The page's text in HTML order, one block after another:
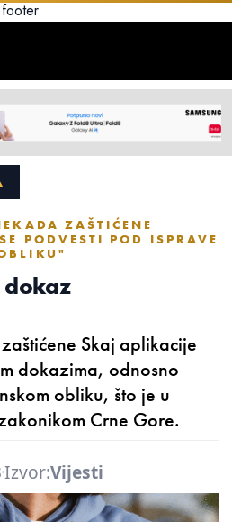
ZAŠTIĆENE
PODVESTI POD ISPRAVE
dokaz
Skaj aplikacije
dokazima, odnosno
obliku, što je u
Crne Gore.
Izvor:Vijesti